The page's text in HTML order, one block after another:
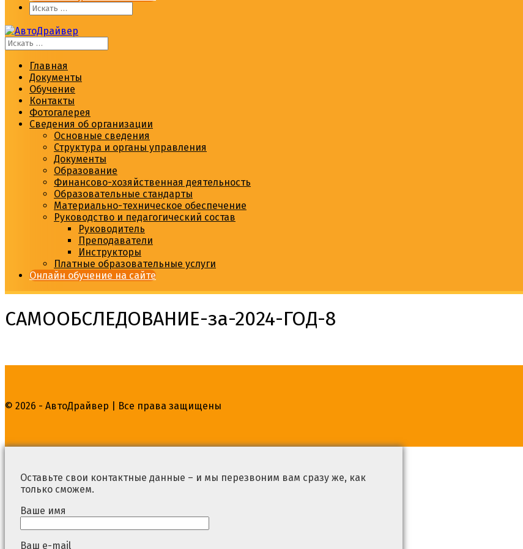
Главная
Документы
Обучение
Контакты
Фотогалерея
Сведения об организации
Основные сведения
Структура и органы управления
Документы
Образование
Финансово-хозяйственная деятельность
Образовательные стандарты
Материально-техническое обеспечение
Руководство и педагогический состав
Руководитель
Преподаватели
Инструкторы
Платные образовательные услуги
Онлайн обучение на сайте
САМООБСЛЕДОВАНИЕ-за-2024-ГОД-8
© 2026 - АвтоДрайвер | Все права защищены
Оставьте свои контактные данные – и мы перезвоним вам сразу же, как
только сможем.
Ваше имя
Ваш e-mail